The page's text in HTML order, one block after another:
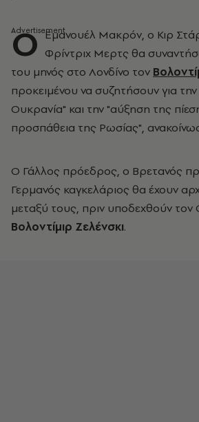
Ο Εμανουέλ Μακρόν, ο Κιρ
Φρίντριχ Μερτς θα
του μηνός στο Λονδίνο τον
προκειμένου να συζητήσουν για
Ουκρανία" και την "αύξηση της
προσπάθεια της Ρωσίας",
Ο Γάλλος πρόεδρος, ο Βρετανός
Γερμανός καγκελάριος θα έχουν
μεταξύ τους, πριν υποδεχθούν
Βολοντίμιρ Ζελένσκι.